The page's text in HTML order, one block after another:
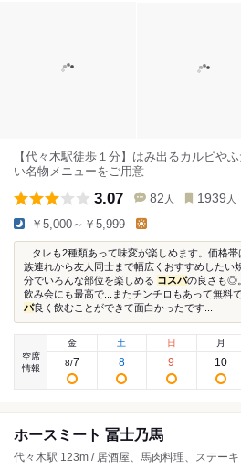
【代々木駅徒歩１分】はみ出るカルビや
い名物メニューをご用意
3.07 82 人 1939 人
￥5,000～￥5,999 -
...タレも2種類あって味変が楽しめます。価格帯
族連れから友人同士まで幅広くおすすめしたい
分でいろんな部位を楽しめる コスパの良さも◎
飲み会にも最高で...またチンチロもあって無料
パ良く飲むことができて面白かったです...
空席
情報
金
8/7
土
8
日
9
月
10
ホースミート 冨士乃馬
代々木駅 123m / 居酒屋、馬肉料理、ステーキ